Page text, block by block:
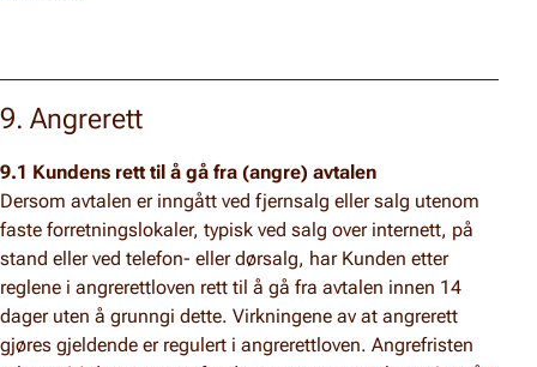
9. Angrerett
9.1 Kundens rett til å gå fra (angre) avtalen
Dersom avtalen er inngått ved fjernsalg eller salg utenom
faste forretningslokaler, typisk ved salg over internett, på
stand eller ved telefon- eller dørsalg, har Kunden etter
reglene i angrerettloven rett til å gå fra avtalen innen 14
dager uten å grunngi dette. Virkningene av at angrerett
gjøres gjeldende er regulert i angrerettloven. Angrefristen